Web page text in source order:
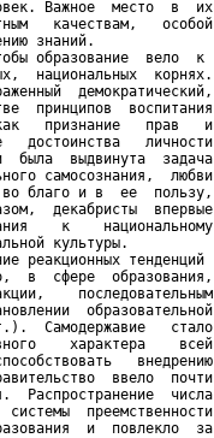
Важное  место  в  их
качествам,   особой
знаний.
образование  вело  к
национальных  корнях.
демократический,
принципов  воспитания
признание   прав   и
достоинства   личности
была  выдвинута  задача
самосознания,  любви
во благо и в  ее  пользу,
декабристы  впервые
к    национальному
культуры.
реакционных тенденций
в  сфере  образования,
последовательным
образовательной
Самодержавие   стало
характера    всей
внедрению
ввело  почти
Распространение  числа
преемственности
и  повлекло  за